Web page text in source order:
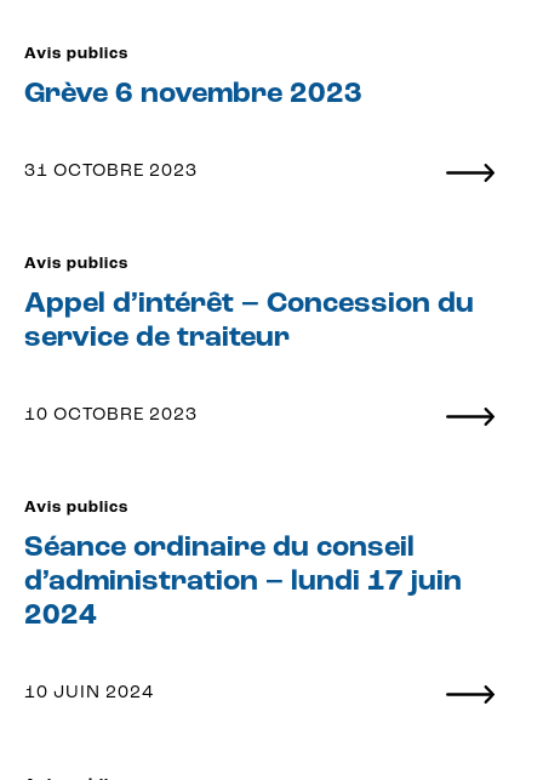
Avis publics
Grève 6 novembre 2023
31 OCTOBRE 2023
Avis publics
Appel d’intérêt – Concession du
service de traiteur
10 OCTOBRE 2023
Avis publics
Séance ordinaire du conseil
d’administration – lundi 17 juin
2024
10 JUIN 2024